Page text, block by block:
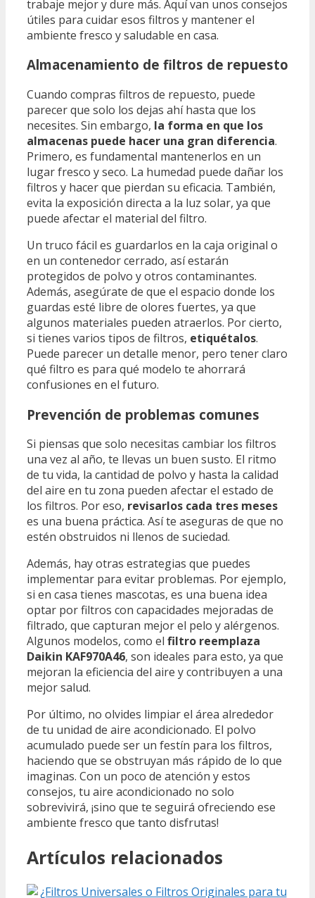
trabaje mejor y dure más. Aquí van unos consejos
útiles para cuidar esos filtros y mantener el
ambiente fresco y saludable en casa.
Almacenamiento de filtros de repuesto
Cuando compras filtros de repuesto, puede
parecer que solo los dejas ahí hasta que los
necesites. Sin embargo, la forma en que los
almacenas puede hacer una gran diferencia.
Primero, es fundamental mantenerlos en un
lugar fresco y seco. La humedad puede dañar los
filtros y hacer que pierdan su eficacia. También,
evita la exposición directa a la luz solar, ya que
puede afectar el material del filtro.
Un truco fácil es guardarlos en la caja original o
en un contenedor cerrado, así estarán
protegidos de polvo y otros contaminantes.
Además, asegúrate de que el espacio donde los
guardas esté libre de olores fuertes, ya que
algunos materiales pueden atraerlos. Por cierto,
si tienes varios tipos de filtros, etiquétalos.
Puede parecer un detalle menor, pero tener claro
qué filtro es para qué modelo te ahorrará
confusiones en el futuro.
Prevención de problemas comunes
Si piensas que solo necesitas cambiar los filtros
una vez al año, te llevas un buen susto. El ritmo
de tu vida, la cantidad de polvo y hasta la calidad
del aire en tu zona pueden afectar el estado de
los filtros. Por eso, revisarlos cada tres meses
es una buena práctica. Así te aseguras de que no
estén obstruidos ni llenos de suciedad.
Además, hay otras estrategias que puedes
implementar para evitar problemas. Por ejemplo,
si en casa tienes mascotas, es una buena idea
optar por filtros con capacidades mejoradas de
filtrado, que capturan mejor el pelo y alérgenos.
Algunos modelos, como el filtro reemplaza
Daikin KAF970A46, son ideales para esto, ya que
mejoran la eficiencia del aire y contribuyen a una
mejor salud.
Por último, no olvides limpiar el área alrededor
de tu unidad de aire acondicionado. El polvo
acumulado puede ser un festín para los filtros,
haciendo que se obstruyan más rápido de lo que
imaginas. Con un poco de atención y estos
consejos, tu aire acondicionado no solo
sobrevivirá, ¡sino que te seguirá ofreciendo ese
ambiente fresco que tanto disfrutas!
Artículos relacionados